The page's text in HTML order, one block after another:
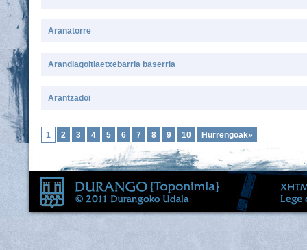
Aranatorre
Arandiagoitiaetxebarria baserria
Arantzadoi
1 2 3 4 5 6 7 8 9 10 Hurrengoak»